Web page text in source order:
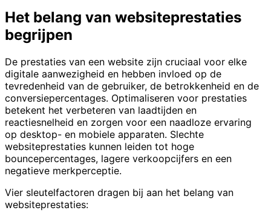
Het belang van websiteprestaties
begrijpen
De prestaties van een website zijn cruciaal voor elke
digitale aanwezigheid en hebben invloed op de
tevredenheid van de gebruiker, de betrokkenheid en de
conversiepercentages. Optimaliseren voor prestaties
betekent het verbeteren van laadtijden en
reactiesnelheid en zorgen voor een naadloze ervaring
op desktop- en mobiele apparaten. Slechte
websiteprestaties kunnen leiden tot hoge
bouncepercentages, lagere verkoopcijfers en een
negatieve merkperceptie.
Vier sleutelfactoren dragen bij aan het belang van
websiteprestaties: